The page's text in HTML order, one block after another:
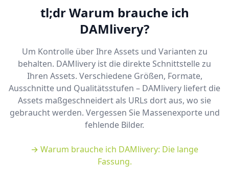
tl;dr Warum brauche ich
DAMlivery?
Um Kontrolle über Ihre Assets und Varianten zu
behalten. DAMlivery ist die direkte Schnittstelle zu
Ihren Assets. Verschiedene Größen, Formate,
Ausschnitte und Qualitätsstufen – DAMlivery liefert die
Assets maßgeschneidert als URLs dort aus, wo sie
gebraucht werden. Vergessen Sie Massenexporte und
fehlende Bilder.
→ Warum brauche ich DAMlivery: Die lange
Fassung.